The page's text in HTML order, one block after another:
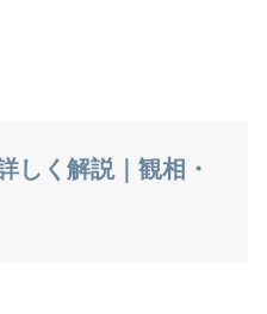
しく解説｜観相・